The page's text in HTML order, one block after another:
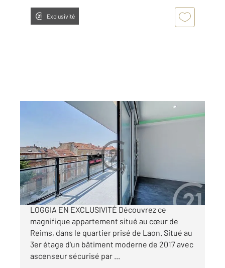
Exclusivité
Appartement F3 à vendre
189 000 €
A VENDRE APPARTEMENT TYPE 3, 68 m² AVEC
LOGGIA EN EXCLUSIVITÉ Découvrez ce
magnifique appartement situé au cœur de
Reims, dans le quartier prisé de Laon. Situé au
3er étage d'un bâtiment moderne de 2017 avec
ascenseur sécurisé par ...